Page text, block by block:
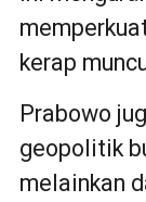
kerap
Prabowo
geopolitik
melainkan